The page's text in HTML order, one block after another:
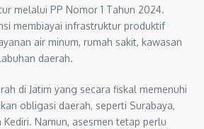
melalui PP Nomor 1 Tahun 2024.
membiayai infrastruktur produktif
air minum, rumah sakit, kawasan
daerah.
di Jatim yang secara fiskal memenuhi
obligasi daerah, seperti Surabaya,
Namun, asesmen tetap perlu